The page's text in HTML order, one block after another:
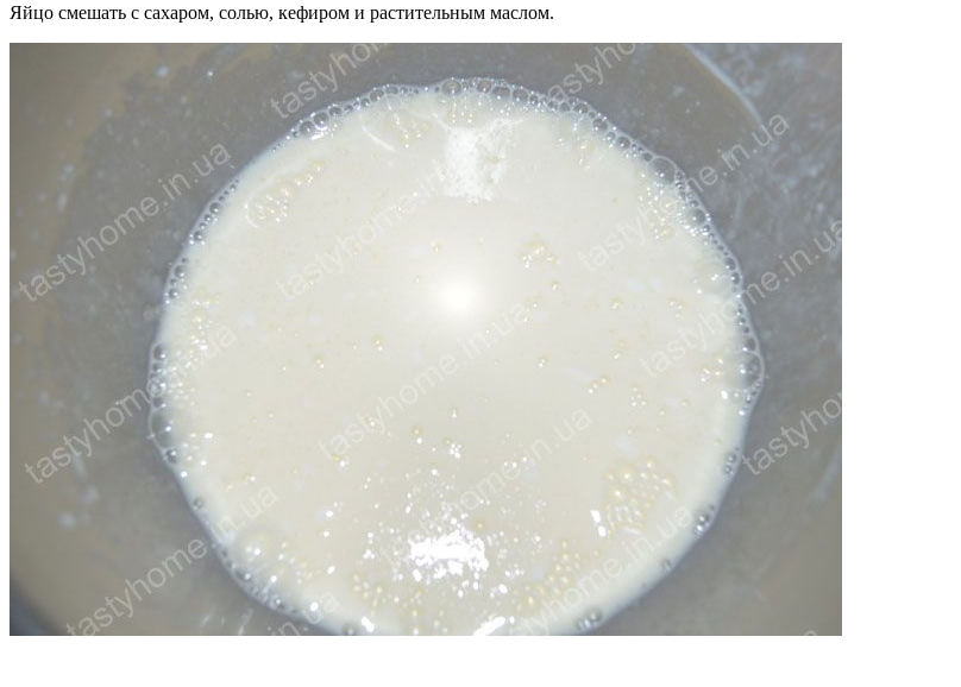
Яйцо смешать с сахаром, солью, кефиром и растительным маслом.